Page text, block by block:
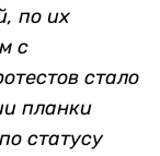
по их
с
стало
планки
статусу